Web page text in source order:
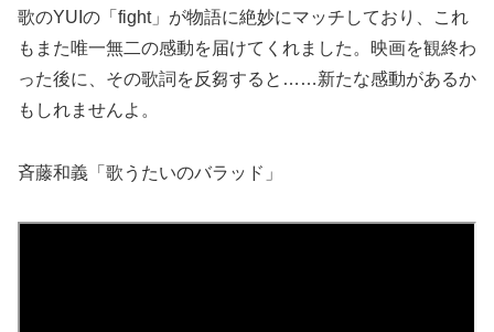
歌のYUIの「fight」が物語に絶妙にマッチしており、これ
もまた唯一無二の感動を届けてくれました。映画を観終わ
った後に、その歌詞を反芻すると……新たな感動があるか
もしれませんよ。
斉藤和義「歌うたいのバラッド」